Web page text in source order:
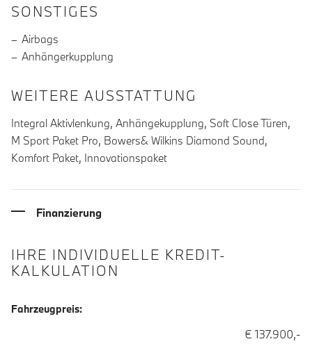
SONSTIGES
Airbags
Anhängerkupplung
WEITERE AUSSTATTUNG
Integral Aktivlenkung, Anhängekupplung, Soft Close Türen,
M Sport Paket Pro, Bowers& Wilkins Diamond Sound,
Komfort Paket, Innovationspaket
Finanzierung
IHRE INDIVIDUELLE KREDIT-
KALKULATION
Fahrzeugpreis:
€ 137.900,-